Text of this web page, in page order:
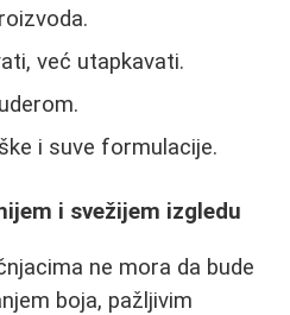
već utapkavati.
i suve formulacije.
i svežijem izgledu
ne mora da bude
boja, pažljivim